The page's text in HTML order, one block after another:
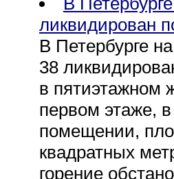
ликвидирован
В Петербурге
38
в пятиэтажном
первом этаже,
помещении,
квадратных
горение